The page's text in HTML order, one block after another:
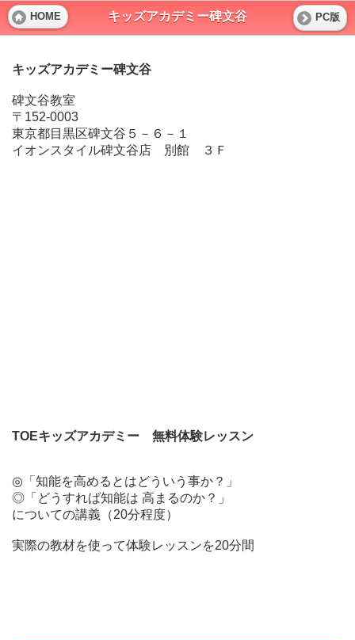
HOME キッズアカデミー碑文谷 PC版
キッズアカデミー碑文谷
碑文谷教室
〒152-0003
東京都目黒区碑文谷５－６－１
イオンスタイル碑文谷店 別館 ３Ｆ
TOEキッズアカデミー 無料体験レッスン
◎「知能を高めるとはどういう事か？」
◎「どうすれば知能は 高まるのか？」
についての講義（20分程度）
実際の教材を使って体験レッスンを20分間